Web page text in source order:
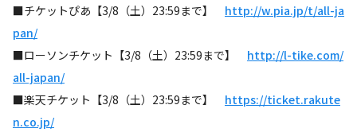
■チケットぴあ【3/8（土）23:59まで】 http://w.pia.jp/t/all-ja
pan/
■ローソンチケット【3/8（土）23:59まで】 http://l-tike.com/
all-japan/
■楽天チケット【3/8（土）23:59まで】 https://ticket.rakute
n.co.jp/